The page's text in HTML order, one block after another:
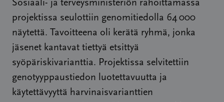
Sosiaali- ja terveysministeriön rahoittamassa
projektissa seulottiin genomitiedolla 64 000
näytettä. Tavoitteena oli kerätä ryhmä, jonka
jäsenet kantavat tiettyä etsittyä
syöpäriskivarianttia. Projektissa selvitettiin
genotyyppaustiedon luotettavuutta ja
käytettävyyttä harvinaisvarianttien